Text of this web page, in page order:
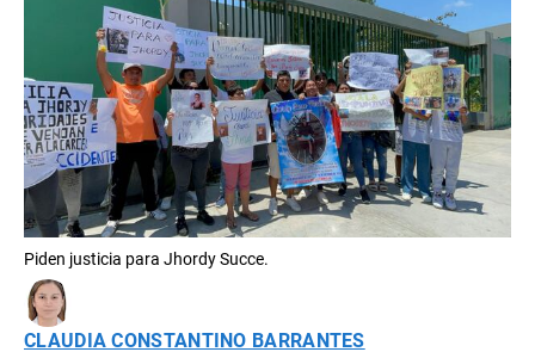
Piden justicia para Jhordy Succe.
CLAUDIA CONSTANTINO BARRANTES